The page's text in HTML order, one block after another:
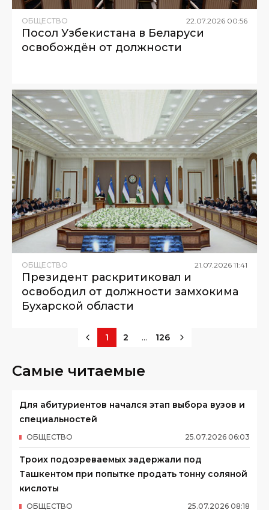
ОБЩЕСТВО 22.07.2026 00:56
Посол Узбекистана в Беларуси
освобождён от должности
ОБЩЕСТВО 21 07 2026 11:41
Президент раскритиковал и
освободил от должности замхокима
Бухарской области
1 2 ... 126
Самые читаемые
Для абитуриентов начался этап выбора вузов и
специальностей
25.07.2026 06:03
ОБЩЕСТВО
Троих подозреваемых задержали под
Ташкентом при попытке продать тонну соляной
кислоты
25.07.2026 08:18
ОБЩЕСТВО